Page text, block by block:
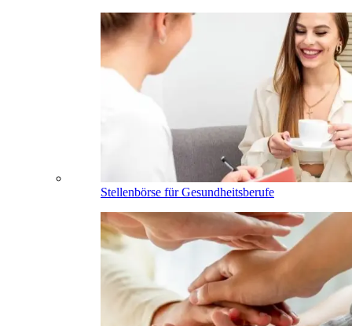
Stellenbörse für Gesundheitsberufe